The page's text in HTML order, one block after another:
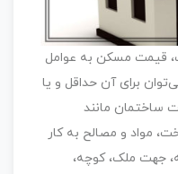
قیمت مسکن به عوامل
برای آن حداقل و یا
ساختمان مانند
مواد و مصالح به کار
جهت ملک، کوچه،